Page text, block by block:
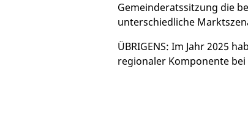
Gemeinderatssitzung die
unterschiedliche
ÜBRIGENS: Im Jahr 2025
regionaler Komponente